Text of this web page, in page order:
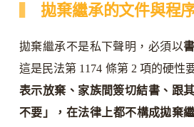
拋棄繼承的文件與程
拋棄繼承不是私下聲明，必須以
這是民法第 1174 條第 2 項的硬性
表示放棄、家族間簽切結書、跟
不要」，在法律上都不構成拋棄